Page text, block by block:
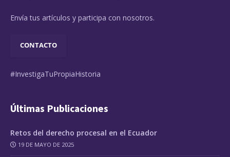
Envía tus artículos y participa con nosotros.
CONTACTO
#InvestigaTuPropiaHistoria
Últimas Publicaciones
Retos del derecho procesal en el Ecuador
19 DE MAYO DE 2025